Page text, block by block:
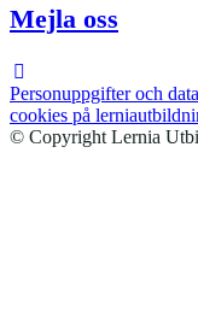
Mejla oss
Personuppgifter och
cookies på
© Copyright Lernia